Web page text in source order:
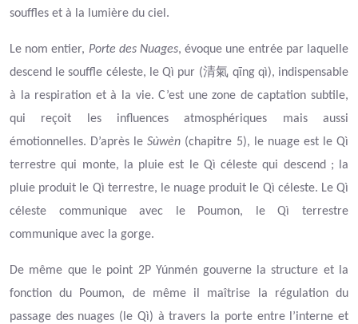
souffles et à la lumière du ciel.
Le nom entier, Porte des Nuages, évoque une entrée par laquelle
descend le souffle céleste, le Qì pur (清氣 qīng qì), indispensable
à la respiration et à la vie. C’est une zone de captation subtile,
qui reçoit les influences atmosphériques mais aussi
émotionnelles. D’après leSùwèn (chapitre 5), le nuage est le Qì
terrestre qui monte, la pluie est le Qì céleste qui descend ; la
pluie produit le Qì terrestre, le nuage produit le Qì céleste. Le Qì
céleste communique avec le Poumon, le Qì terrestre
communique avec la gorge.
De même que le point 2P Yúnmén gouverne la structure et la
fonction du Poumon, de même il maîtrise la régulation du
passage des nuages (le Qì) à travers la porte entre l’interne et